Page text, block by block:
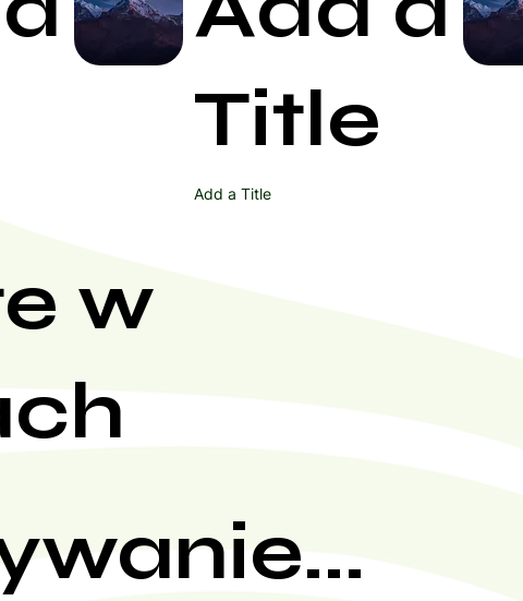
Title
Add a Title
w